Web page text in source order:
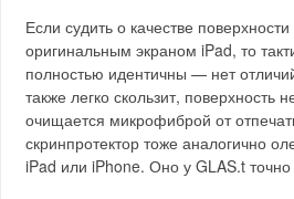
Если судить о качестве
оригинальным экраном iPad, то
полностью идентичны — нет
также легко скользит, поверхность
очищается микрофиброй от
скринпротектор тоже аналогично
iPad или iPhone. Оно у GLAS.t точно